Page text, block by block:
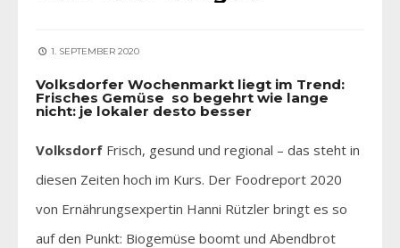
1. SEPTEMBER 2020
Volksdorfer Wochenmarkt liegt im Trend:
Frisches Gemüse so begehrt wie lange
nicht: je lokaler desto besser
Volksdorf Frisch, gesund und regional – das steht in
diesen Zeiten hoch im Kurs. Der Foodreport 2020
von Ernährungsexpertin Hanni Rützler bringt es so
auf den Punkt: Biogemüse boomt und Abendbrot